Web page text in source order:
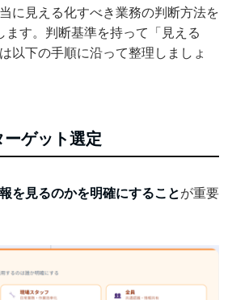
に見える化すべき業務の判断方法を
ます。判断基準を持って「見える
以下の手順に沿って整理しましょ
ーゲット選定
を見るのかを明確にすることが重要